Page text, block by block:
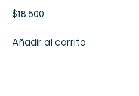
$18.500
Añadir al carrito